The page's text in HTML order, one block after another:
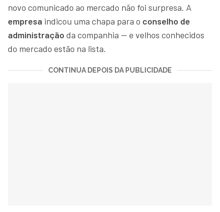
novo comunicado ao mercado não foi surpresa. A
empresa indicou uma chapa para o conselho de
administração da companhia — e velhos conhecidos
do mercado estão na lista.
CONTINUA DEPOIS DA PUBLICIDADE